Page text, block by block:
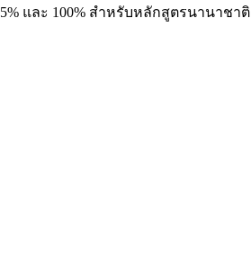
และ 100% สำหรับหลักสูตรนานาชาติ